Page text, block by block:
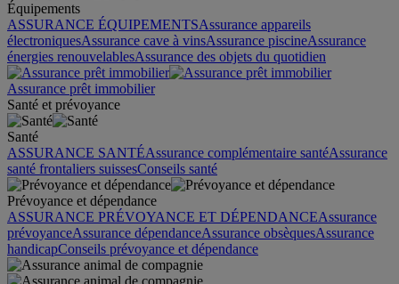
Équipements
ASSURANCE ÉQUIPEMENTSAssurance appareils
électroniquesAssurance cave à vinsAssurance piscineAssurance
énergies renouvelablesAssurance des objets du quotidien
Assurance prêt immobilier
Santé et prévoyance
Santé
ASSURANCE SANTÉAssurance complémentaire santéAssurance
santé frontaliers suissesConseils santé
Prévoyance et dépendance
ASSURANCE PRÉVOYANCE ET DÉPENDANCEAssurance
prévoyanceAssurance dépendanceAssurance obsèquesAssurance
handicapConseils prévoyance et dépendance